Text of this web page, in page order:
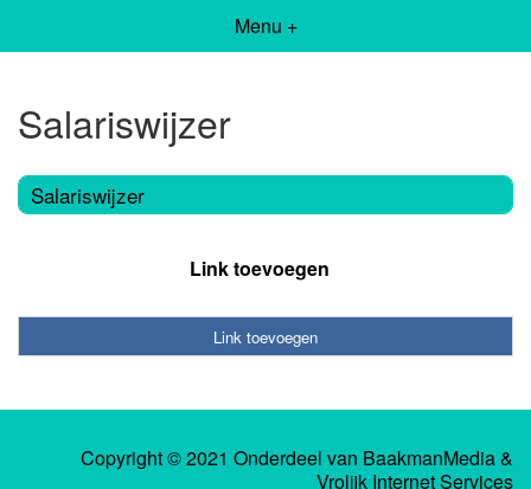
Menu +
Salariswijzer
Salariswijzer
Link toevoegen
Link toevoegen
Copyright © 2021 Onderdeel van BaakmanMedia&
Vrolijk Internet Services